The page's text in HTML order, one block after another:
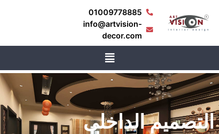
01009778885
info@artvision-
decor.com
الداخلى